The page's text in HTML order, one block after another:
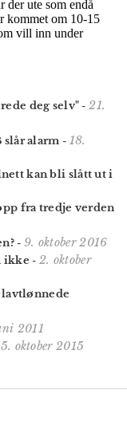
deg selv" -21.
slår alarm - 18.
kan bli slått ut i
fra tredje verden
- 9. oktober 2016
ikke - 2. oktober
2011
5. oktober 2015